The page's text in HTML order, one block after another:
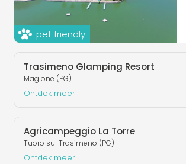
pet friendly
Trasimeno Glamping Resort
Magione (PG)
Ontdek meer
Agricampeggio La Torre
Tuoro sul Trasimeno (PG)
Ontdek meer